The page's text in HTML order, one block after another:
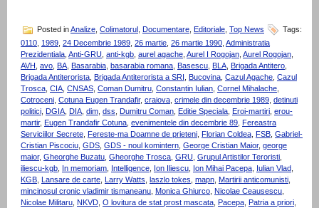
Posted inAnalize Colimatorul Documentare Editoriale Top News
Tags:
0110, 1989, 24 Decembrie 1989, 26 martie, 26 martie 1990, Administratia
Prezidentiala, Anti-GRU, anti-kgb, aurel agache, Aurel I Rogojan, Aurel Rogojan,
AVH , avo, BA, Basarabia, basarabia romana, Basescu, BLA, Brigada Antitero,
Brigada Antiterorista, Brigada Antiterorista a SRI , Bucovina, Cazul Agache, Cazul
Trosca, CIA, CNSAS, Coman Dumitru, Constantin Iulian, Cornel Mihalache,
Cotroceni, Cotuna Eugen Trandafir, craiova, crimele din decembrie 1989, detinuti
politici, DGIA, DIA, dim, dss, Dumitru Coman, Editie Speciala, Eroi-martiri, erou-
martir, Eugen Trandafir Cotuna, evenimentele din decembrie 89, Fereastra
Serviciilor Secrete, Fereste-ma Doamne de prieteni, Florian Coldea, FSB, Gabriel-
Cristian Piscociu, GDS, GDS - noul komintern, George Cristian Maior, george
maior, Gheorghe Buzatu, Gheorghe Trosca, GRU, Grupul Artistilor Teroristi,
iliescu-kgb, In memoriam, Intelligence, Ion Iliescu, Ion Mihai Pacepa, Iulian Vlad,
KGB, Lansare de carte, Larry Watts, laszlo tokes, mapn, Martirii anticomunisti,
mincinosul cronic vladimir tismaneanu, Monica Ghiurco, Nicolae Ceausescu,
Nicolae Militaru, NKVD, O lovitura de stat prost mascata, Pacepa, Patria a priori,